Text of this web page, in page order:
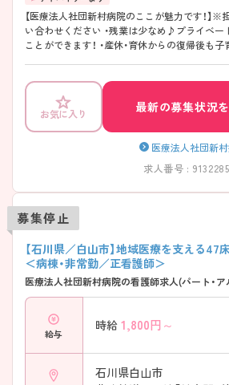
【医療法人社団新村病院のここが魅力です！】
い合わせください ・残業は少なめ♪プライベー
ことができます！ ・産休・育休からの復帰後も
下さい。
お気に入り
最新の募集状況
医療法人社団新
求人番号 : 9132285
募集停止
【石川県／白山市】地域医療を支える
＜病棟・非常勤／正看護師＞
医療法人社団新村病院の看護師求人(パート・
給与
時給 1,800円～
石川県白山市